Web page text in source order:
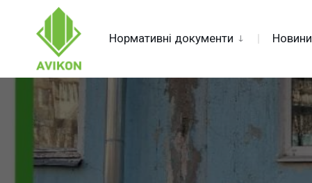
content
Нормативні документи Новини